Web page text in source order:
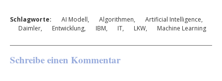
Schlagworte: AI Modell, Algorithmen, Artificial Intelligence,
Daimler, Entwicklung, IBM, IT, LKW, Machine Learning
Schreibe einen Kommentar